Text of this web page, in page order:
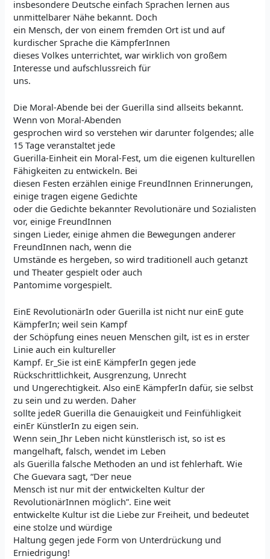
insbesondere Deutsche einfach Sprachen lernen aus
unmittelbarer Nähe bekannt. Doch
ein Mensch, der von einem fremden Ort ist und auf
kurdischer Sprache die KämpferInnen
dieses Volkes unterrichtet, war wirklich von großem
Interesse und aufschlussreich für
uns.
Die Moral-Abende bei der Guerilla sind allseits bekannt.
Wenn von Moral-Abenden
gesprochen wird so verstehen wir darunter folgendes; alle
15 Tage veranstaltet jede
Guerilla-Einheit ein Moral-Fest, um die eigenen kulturellen
Fähigkeiten zu entwickeln. Bei
diesen Festen erzählen einige FreundInnen Erinnerungen,
einige tragen eigene Gedichte
oder die Gedichte bekannter Revolutionäre und Sozialisten
vor, einige FreundInnen
singen Lieder, einige ahmen die Bewegungen anderer
FreundInnen nach, wenn die
Umstände es hergeben, so wird traditionell auch getanzt
und Theater gespielt oder auch
Pantomime vorgespielt.
EinE RevolutionärIn oder Guerilla ist nicht nur einE gute
KämpferIn; weil sein Kampf
der Schöpfung eines neuen Menschen gilt, ist es in erster
Linie auch ein kultureller
Kampf. Er_Sie ist einE KämpferIn gegen jede
Rückschrittlichkeit, Ausgrenzung, Unrecht
und Ungerechtigkeit. Also einE KämpferIn dafür, sie selbst
zu sein und zu werden. Daher
sollte jedeR Guerilla die Genauigkeit und Feinfühligkeit
einEr KünstlerIn zu eigen sein.
Wenn sein_Ihr Leben nicht künstlerisch ist, so ist es
mangelhaft, falsch, wendet im Leben
als Guerilla falsche Methoden an und ist fehlerhaft. Wie
Che Guevara sagt, “Der neue
Mensch ist nur mit der entwickelten Kultur der
RevolutionärInnen möglich”. Eine weit
entwickelte Kultur ist die Liebe zur Freiheit, und bedeutet
eine stolze und würdige
Haltung gegen jede Form von Unterdrückung und
Erniedrigung!